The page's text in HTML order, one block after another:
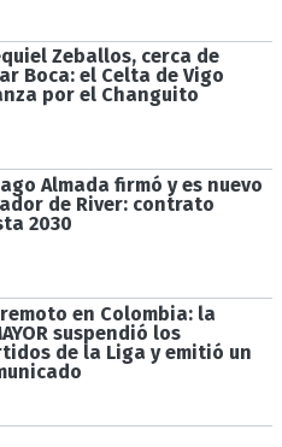
Zeballos, cerca de
Boca: el Celta de Vigo
por el Changuito
Almada firmó y es nuevo
de River: contrato
2030
en Colombia: la
suspendió los
de la Liga y emitió un